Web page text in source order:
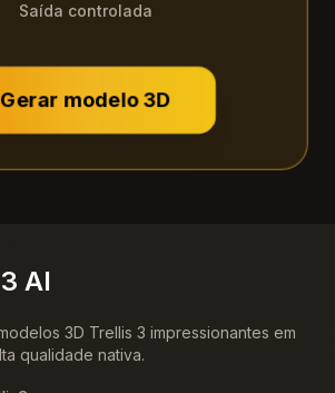
Saída controlada
Gerar modelo 3D
AI
3D Trellis 3 impressionantes em
qualidade nativa.